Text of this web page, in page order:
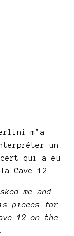
m’a
un
qui a eu
Cave 12.
me and
pieces for
12 on the